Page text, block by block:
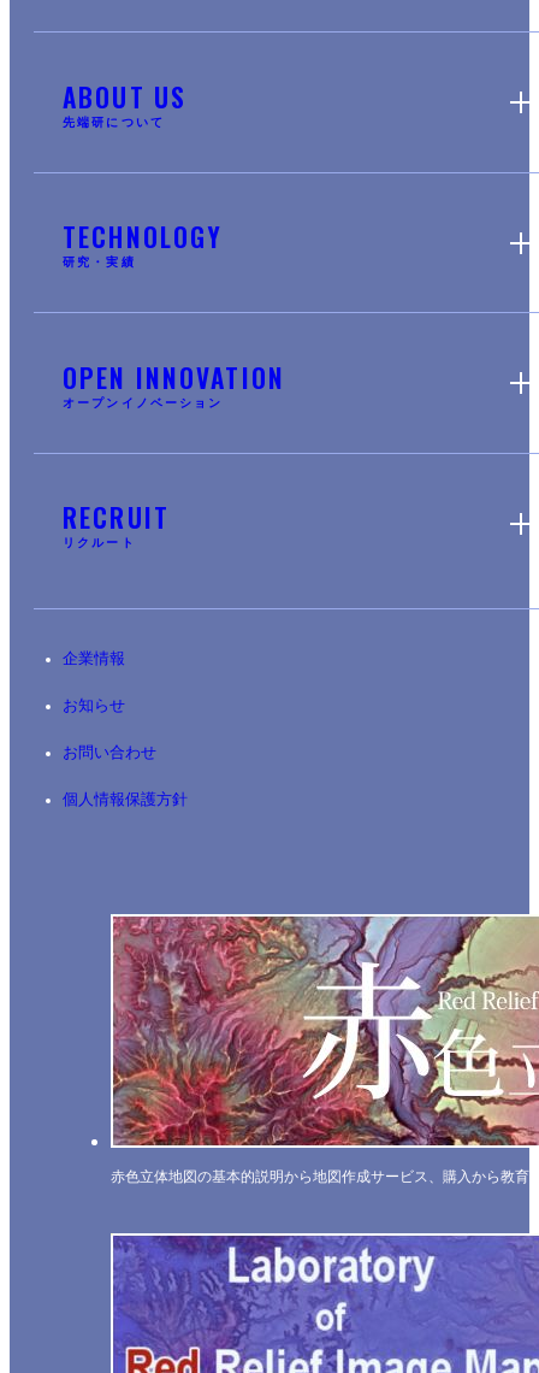
ABOUT US
先端研について
TECHNOLOGY
研究・実績
OPEN INNOVATION
オープンイノベーション
RECRUIT
リクルート
企業情報
お知らせ
お問い合わせ
個人情報保護方針
赤色立体地図の基本的説明から地図作成サービス、購入から教育